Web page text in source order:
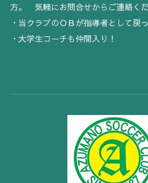
方。 気軽にお問合せからご連絡くだ
・当クラブのＯＢが指導者として戻
・大学生コーチも仲間入り！